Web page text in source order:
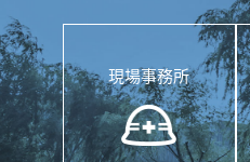
現場事務所